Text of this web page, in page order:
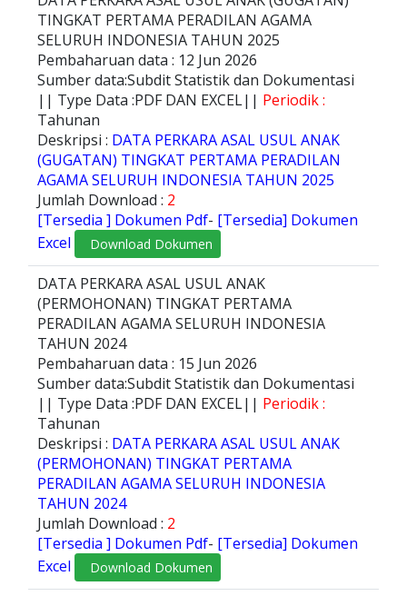
TINGKAT PERTAMA PERADILAN AGAMA
SELURUH INDONESIA TAHUN 2025
Pembaharuan data : 12 Jun 2026
Sumber data:Subdit Statistik dan Dokumentasi
|| Type Data :PDF DAN EXCEL|| Periodik :
Tahunan
Deskripsi : DATA PERKARA ASAL USUL ANAK
(GUGATAN) TINGKAT PERTAMA PERADILAN
AGAMA SELURUH INDONESIA TAHUN 2025
Jumlah Download : 2
[Tersedia ] Dokumen Pdf- [Tersedia] Dokumen
Excel
Download Dokumen
DATA PERKARA ASAL USUL ANAK
(PERMOHONAN) TINGKAT PERTAMA
PERADILAN AGAMA SELURUH INDONESIA
TAHUN 2024
Pembaharuan data : 15 Jun 2026
Sumber data:Subdit Statistik dan Dokumentasi
|| Type Data :PDF DAN EXCEL|| Periodik :
Tahunan
Deskripsi : DATA PERKARA ASAL USUL ANAK
(PERMOHONAN) TINGKAT PERTAMA
PERADILAN AGAMA SELURUH INDONESIA
TAHUN 2024
Jumlah Download : 2
[Tersedia ] Dokumen Pdf- [Tersedia] Dokumen
Excel
Download Dokumen